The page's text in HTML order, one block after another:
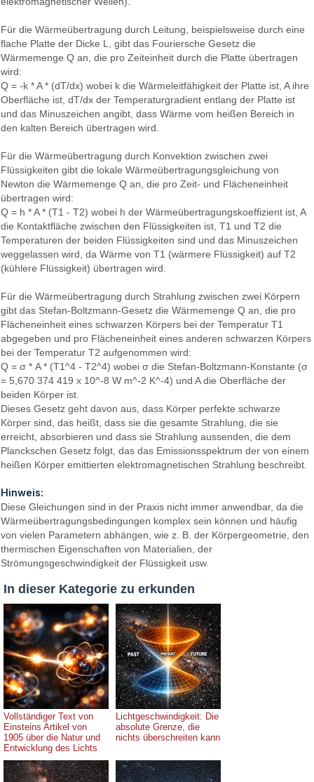
Für die Wärmeübertragung durch Leitung, beispielsweise durch eine
flache Platte der Dicke L, gibt das Fouriersche Gesetz die
Wärmemenge Q an, die pro Zeiteinheit durch die Platte übertragen
wird:
Q = -k * A * (dT/dx) wobei k die Wärmeleitfähigkeit der Platte ist, A ihre
Oberfläche ist, dT/dx der Temperaturgradient entlang der Platte ist
und das Minuszeichen angibt, dass Wärme vom heißen Bereich in
den kalten Bereich übertragen wird.
Für die Wärmeübertragung durch Konvektion zwischen zwei
Flüssigkeiten gibt die lokale Wärmeübertragungsgleichung von
Newton die Wärmemenge Q an, die pro Zeit- und Flächeneinheit
übertragen wird:
Q = h * A * (T1 - T2) wobei h der Wärmeübertragungskoeffizient ist, A
die Kontaktfläche zwischen den Flüssigkeiten ist, T1 und T2 die
Temperaturen der beiden Flüssigkeiten sind und das Minuszeichen
weggelassen wird, da Wärme von T1 (wärmere Flüssigkeit) auf T2
(kühlere Flüssigkeit) übertragen wird.
Für die Wärmeübertragung durch Strahlung zwischen zwei Körpern
gibt das Stefan-Boltzmann-Gesetz die Wärmemenge Q an, die pro
Flächeneinheit eines schwarzen Körpers bei der Temperatur T1
abgegeben und pro Flächeneinheit eines anderen schwarzen Körpers
bei der Temperatur T2 aufgenommen wird:
Q = σ * A * (T1^4 - T2^4) wobei σ die Stefan-Boltzmann-Konstante (σ
= 5,670 374 419 x 10^-8 W m^-2 K^-4) und A die Oberfläche der
beiden Körper ist.
Dieses Gesetz geht davon aus, dass Körper perfekte schwarze
Körper sind, das heißt, dass sie die gesamte Strahlung, die sie
erreicht, absorbieren und dass sie Strahlung aussenden, die dem
Planckschen Gesetz folgt, das das Emissionsspektrum der von einem
heißen Körper emittierten elektromagnetischen Strahlung beschreibt.
Hinweis:
Diese Gleichungen sind in der Praxis nicht immer anwendbar, da die
Wärmeübertragungsbedingungen komplex sein können und häufig
von vielen Parametern abhängen, wie z. B. der Körpergeometrie, den
thermischen Eigenschaften von Materialien, der
Strömungsgeschwindigkeit der Flüssigkeit usw.
In dieser Kategorie zu erkunden
Vollständiger Text von
Einsteins Artikel von
1905 über die Natur und
Entwicklung des Lichts
Lichtgeschwindigkeit: Die
absolute Grenze, die
nichts überschreiten kann